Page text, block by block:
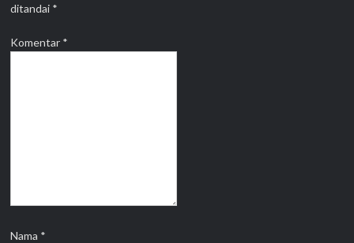
ditandai *
Komentar *
Nama *